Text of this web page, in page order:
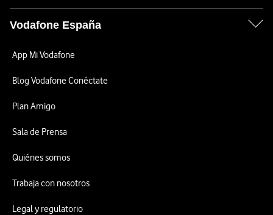
Vodafone España
App Mi Vodafone
Blog Vodafone Conéctate
Plan Amigo
Sala de Prensa
Quiénes somos
Trabaja con nosotros
Legal y regulatorio